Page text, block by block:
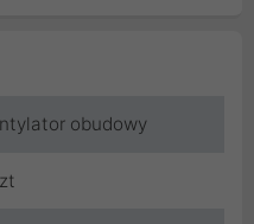
obudowy